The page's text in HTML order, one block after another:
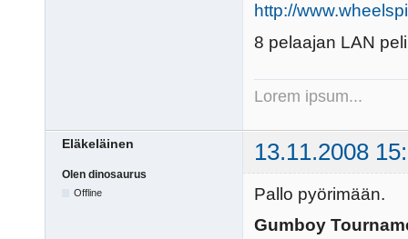
http://
8 pelaajan LAN
Lorem ipsum...
Eläkeläinen 13.11.2008
Olen dinosaurus
Offline
Pallo pyörimään.
Gumboy